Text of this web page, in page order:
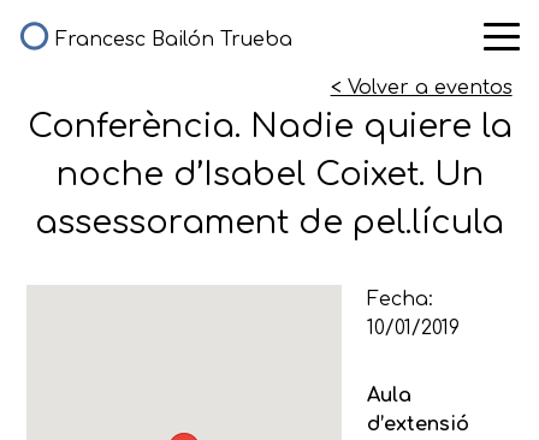
Francesc Bailón Trueba
< Volver a eventos
Conferència. Nadie quiere la
noche d’Isabel Coixet. Un
assessorament de pel.lícula
Fecha:
10/01/2019
Aula
d’extensió